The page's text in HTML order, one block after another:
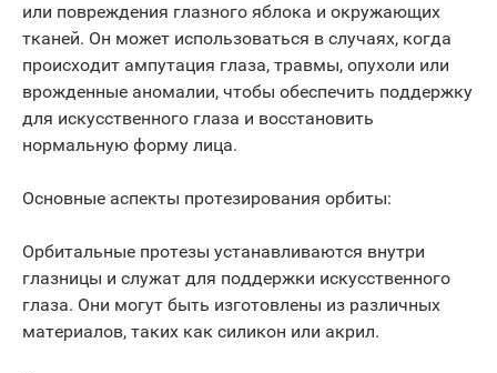
или повреждения глазного яблока и окружающих
тканей. Он может использоваться в случаях, когда
происходит ампутация глаза, травмы, опухоли или
врожденные аномалии, чтобы обеспечить поддержку
для искусственного глаза и восстановить
нормальную форму лица.
Основные аспекты протезирования орбиты:
Орбитальные протезы устанавливаются внутри
глазницы и служат для поддержки искусственного
глаза. Они могут быть изготовлены из различных
материалов, таких как силикон или акрил.